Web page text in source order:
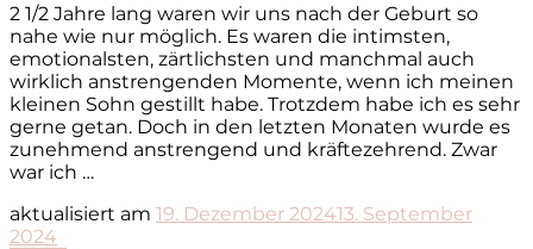
2 1/2 Jahre lang waren wir uns nach der Geburt so
nahe wie nur möglich. Es waren die intimsten,
emotionalsten, zärtlichsten und manchmal auch
wirklich anstrengenden Momente, wenn ich meinen
kleinen Sohn gestillt habe. Trotzdem habe ich es sehr
gerne getan. Doch in den letzten Monaten wurde es
zunehmend anstrengend und kräftezehrend. Zwar
war ich …
aktualisiert am 19. Dezember 202413. September
2024